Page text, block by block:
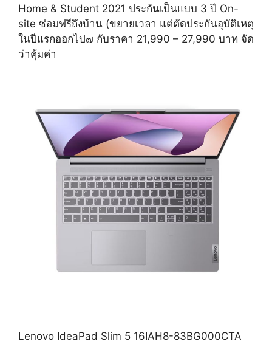
Home & Student 2021 ประกันเป็นแบบ 3 ปี On-
site ซ่อมฟรีถึงบ้าน (ขยายเวลา แต่ตัดประกันอุบัติเหตุ
ในปีแรกออกไป๗ กับราคา 21,990 – 27,990 บาท จัด
ว่าคุ้มค่า
Lenovo IdeaPad Slim 5 16IAH8-83BG000CTA